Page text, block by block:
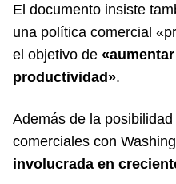
El documento insiste
una política comercial
el objetivo de
productividad».
Además de la
comerciales con
involucrada en